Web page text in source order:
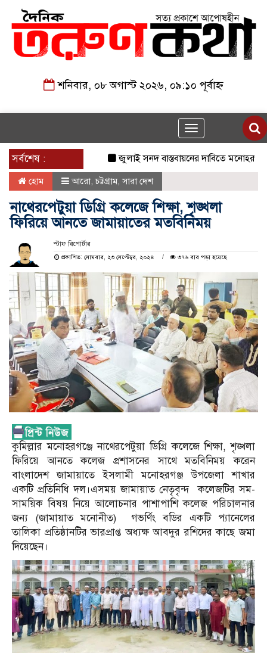
শনিবার, ০৮ অগাস্ট ২০২৬, ০৯:১০ পূর্বাহ্ন
Toggle
navigation
সর্বশেষ :
জুলাই সনদ বাস্তবায়নের দাবিতে মনোহরগঞ্জে
হোম আরো,চট্টগ্রাম,সারা দেশ
নাথেরপেটুয়া ডিগ্রি কলেজে শিক্ষা, শৃঙ্খলা
ফিরিয়ে আনতে জামায়াতের মতবিনিময়
স্টাফ রিপোর্টার
প্রকাশিত: সোমবার, ২৩ সেপ্টেম্বর, ২০২৪
৩৭৬ বার পড়া হয়েছে
কুমিল্লার মনোহরগঞ্জে নাথেরপেটুয়া ডিগ্রি কলেজে শিক্ষা, শৃঙ্খলা
ফিরিয়ে আনতে কলেজ প্রশাসনের সাথে মতবিনিময় করেন
বাংলাদেশ জামায়াতে ইসলামী মনোহরগঞ্জ উপজেলা শাখার
একটি প্রতিনিধি দল।এসময় জামায়াত নেতৃবৃন্দ কলেজটির সম-
সাময়িক বিষয় নিয়ে আলোচনার পাশাপাশি কলেজ পরিচালনার
জন্য (জামায়াত মনোনীত) গভর্ণিং বডির একটি প্যানেলের
তালিকা প্রতিষ্ঠানটির ভারপ্রাপ্ত অধ্যক্ষ আবদুর রশিদের কাছে জমা
দিয়েছেন।